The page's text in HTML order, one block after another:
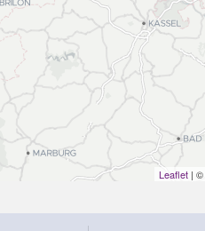
Leaflet| ©